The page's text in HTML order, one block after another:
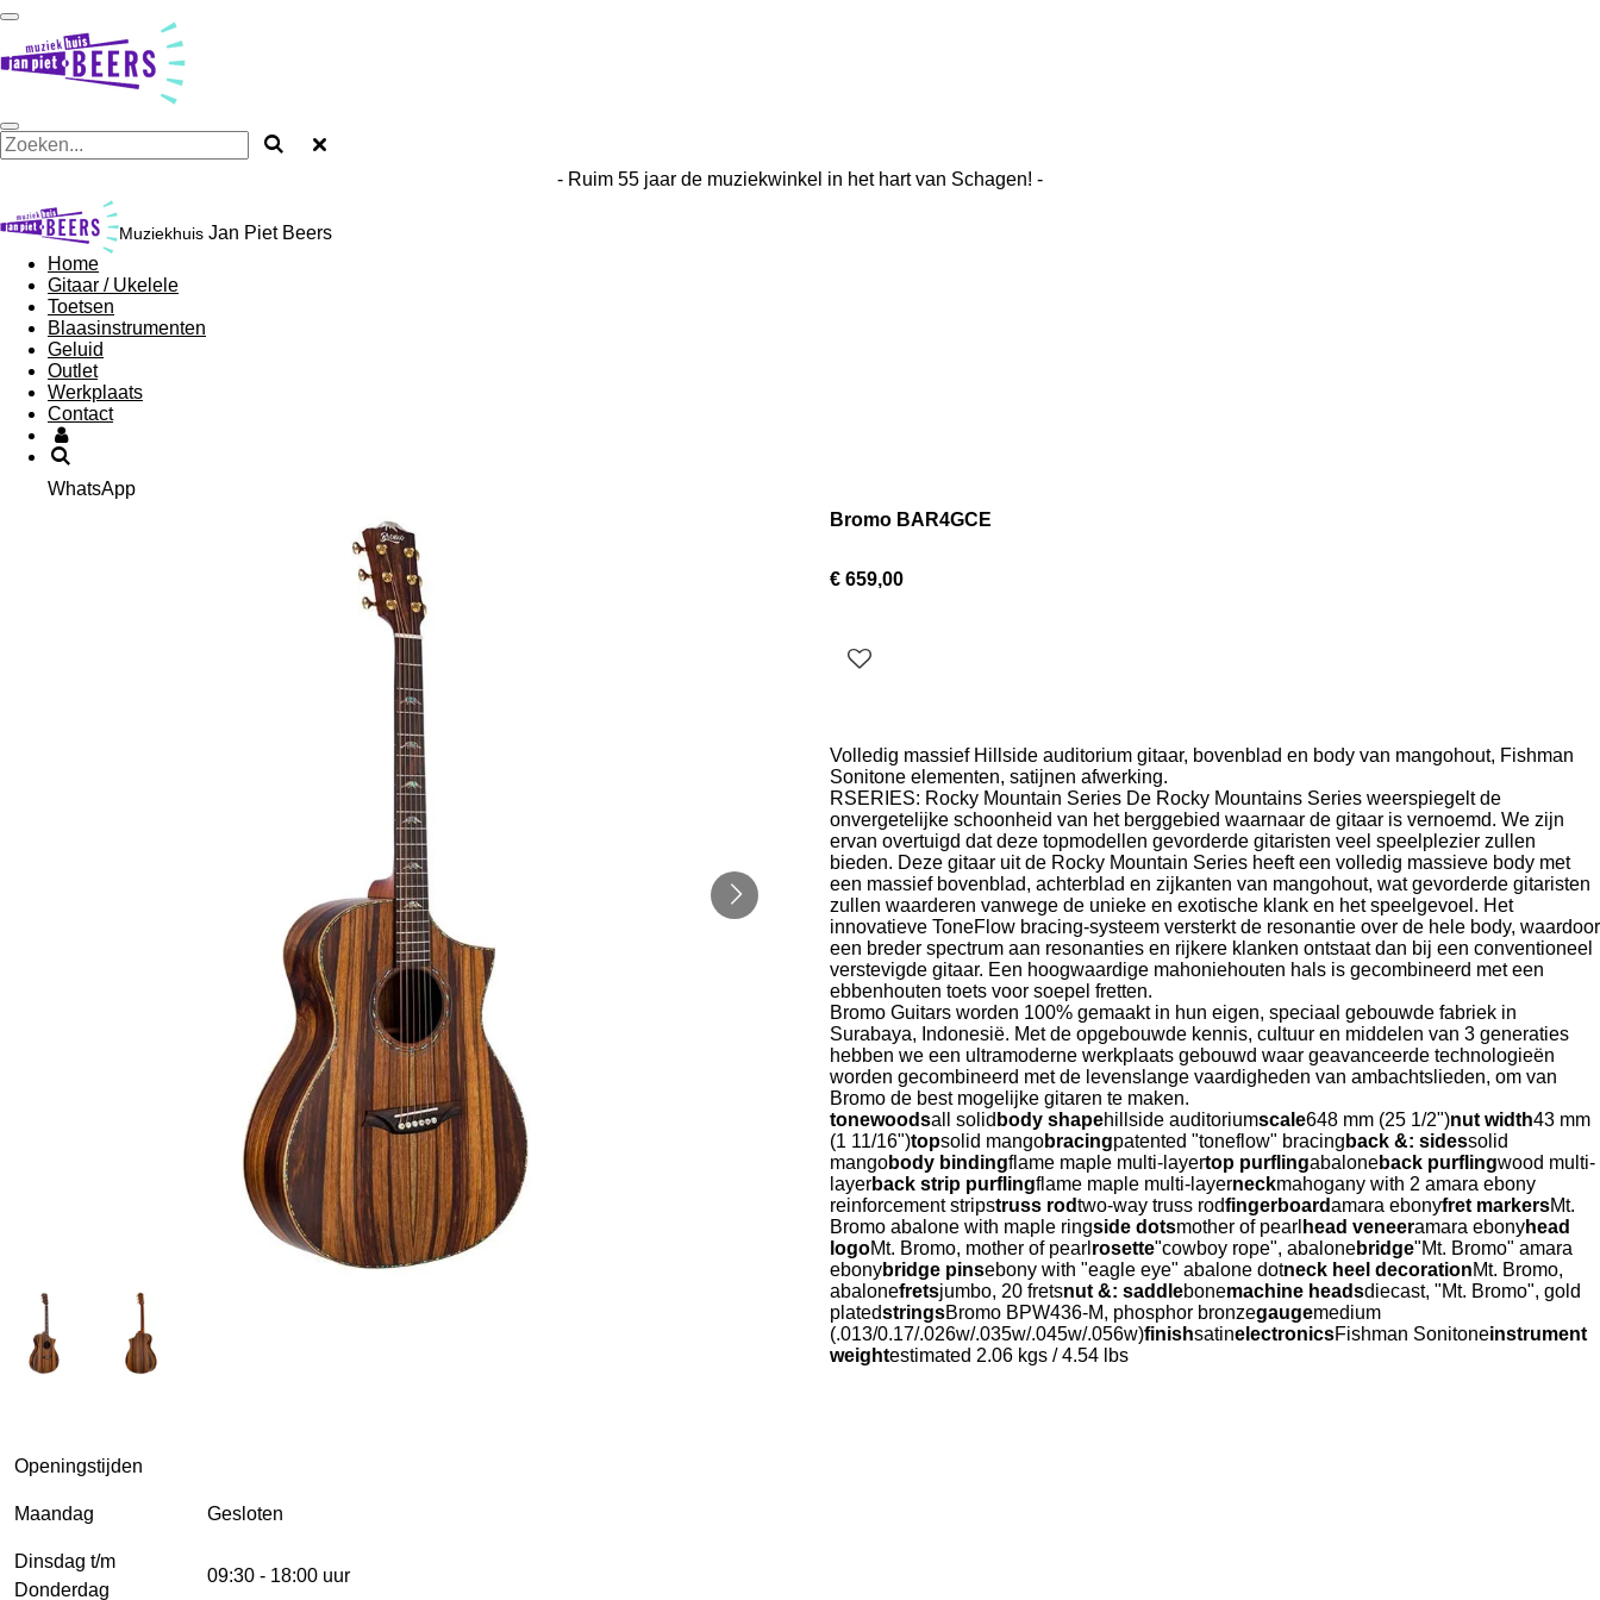
Ga
direct
naar
- Ruim 55 jaar de muziekwinkel in het hart van Schagen! -
Muziekhuis Jan Piet Beers
Home
Gitaar / Ukelele
Toetsen
Blaasinstrumenten
Geluid
Outlet
Werkplaats
Contact
WhatsApp
Bromo BAR4GCE
€ 659,00
Volledig massief Hillside auditorium gitaar, bovenblad en body van mangohout, Fishman
Sonitone elementen, satijnen afwerking.
RSERIES: Rocky Mountain Series De Rocky Mountains Series weerspiegelt de
onvergetelijke schoonheid van het berggebied waarnaar de gitaar is vernoemd. We zijn
ervan overtuigd dat deze topmodellen gevorderde gitaristen veel speelplezier zullen
bieden. Deze gitaar uit de Rocky Mountain Series heeft een volledig massieve body met
een massief bovenblad, achterblad en zijkanten van mangohout, wat gevorderde gitaristen
zullen waarderen vanwege de unieke en exotische klank en het speelgevoel. Het
innovatieve ToneFlow bracing-systeem versterkt de resonantie over de hele body, waardoor
een breder spectrum aan resonanties en rijkere klanken ontstaat dan bij een conventioneel
verstevigde gitaar. Een hoogwaardige mahoniehouten hals is gecombineerd met een
ebbenhouten toets voor soepel fretten.
Bromo Guitars worden 100% gemaakt in hun eigen, speciaal gebouwde fabriek in
Surabaya, Indonesië. Met de opgebouwde kennis, cultuur en middelen van 3 generaties
hebben we een ultramoderne werkplaats gebouwd waar geavanceerde technologieën
worden gecombineerd met de levenslange vaardigheden van ambachtslieden, om van
Bromo de best mogelijke gitaren te maken.
tonewoodsall solid body shapehillside auditoriumscale648 mm (25 1/2")nut width43 mm
(1 11/16")topsolid mangobracingpatented "toneflow" bracing back &: sidessolid
mangobody bindingflame maple multi-layertop purflingabaloneback purflingwood multi-
layerback strip purflingflame maple multi-layerneckmahogany with 2 amara ebony
reinforcement stripstruss rodtwo-way truss rodfingerboardamara ebonyfret markersMt.
Bromo abalone with maple ringside dotsmother of pearl head veneeramara ebonyhead
logoMt. Bromo, mother of pearl rosette"cowboy rope", abalonebridge"Mt. Bromo" amara
ebonybridge pinsebony with "eagle eye" abalone dotneck heel decorationMt. Bromo,
abalonefretsjumbo, 20 fretsnut &: saddlebonemachine headsdiecast, "Mt. Bromo", gold
platedstringsBromo BPW436-M, phosphor bronzegaugemedium
(.013/0.17/.026w/.035w/.045w/.056w)finishsatinelectronicsFishman Sonitoneinstrument
weightestimated 2.06 kgs / 4.54 lbs
Openingstijden
Maandag Gesloten
Dinsdag t/m
Donderdag
09:30 - 18:00 uur